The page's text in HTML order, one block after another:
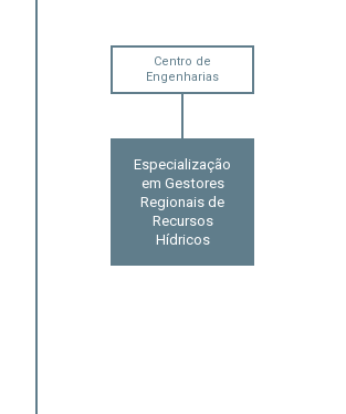
Centro de
Engenharias
Especialização
em Gestores
Regionais de
Recursos
Hídricos